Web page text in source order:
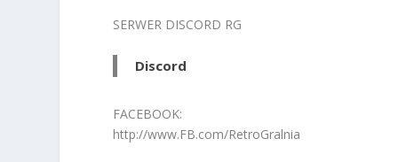
SERWER DISCORD RG
Discord
FACEBOOK:
http://www.FB.com/RetroGralnia